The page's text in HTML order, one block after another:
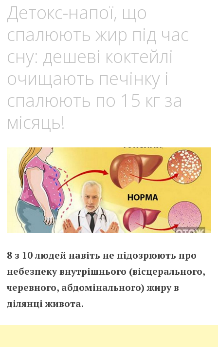
Детокс-напої, що
спалюють жир під час
сну: дешеві коктейлі
очищають печінку і
спалюють по 15 кг за
місяць!
8 з 10 людей навіть не підозрюють про
небезпеку внутрішнього (вісцерального,
черевного, абдомінального) жиру в
ділянці живота.